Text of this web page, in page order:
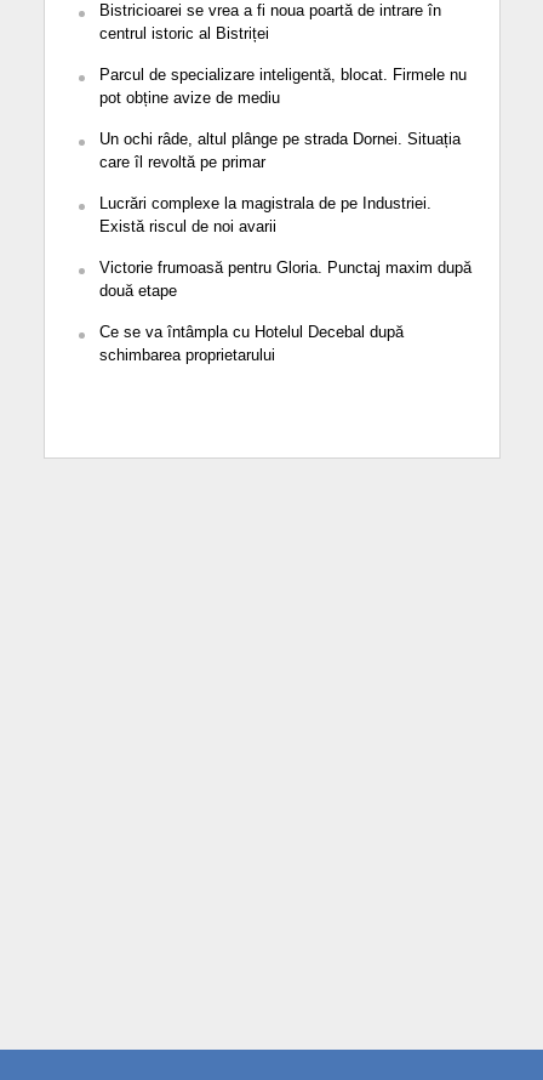
Bistricioarei se vrea a fi noua poartă de intrare în
centrul istoric al Bistriței
Parcul de specializare inteligentă, blocat. Firmele nu
pot obține avize de mediu
Un ochi râde, altul plânge pe strada Dornei. Situația
care îl revoltă pe primar
Lucrări complexe la magistrala de pe Industriei.
Există riscul de noi avarii
Victorie frumoasă pentru Gloria. Punctaj maxim după
două etape
Ce se va întâmpla cu Hotelul Decebal după
schimbarea proprietarului